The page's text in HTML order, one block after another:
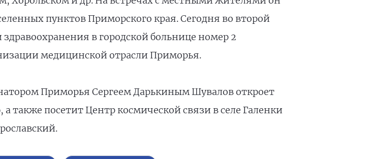
пунктов Приморского края. Сегодня во второй
в городской больнице номер 2
медицинской отрасли Приморья.
Приморья Сергеем Дарькиным Шувалов откроет
посетит Центр космической связи в селе Галенки